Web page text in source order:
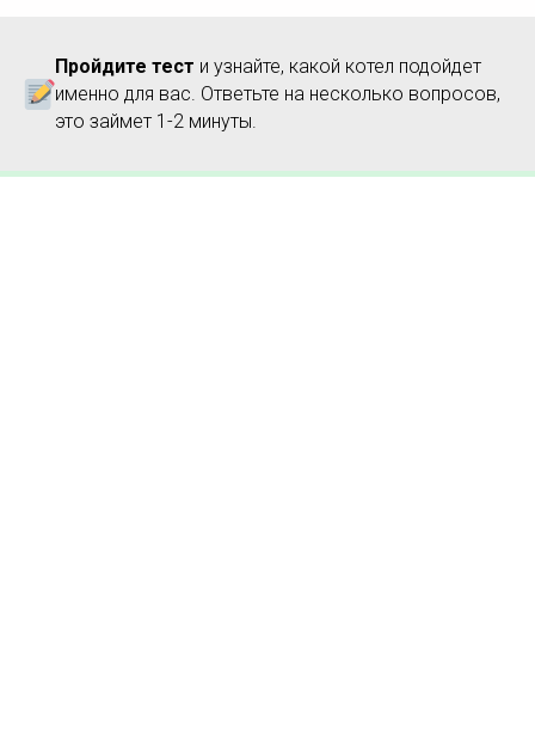
Пройдите тест и узнайте, какой котел подойдет
именно для вас. Ответьте на несколько вопросов,
это займет 1-2 минуты.